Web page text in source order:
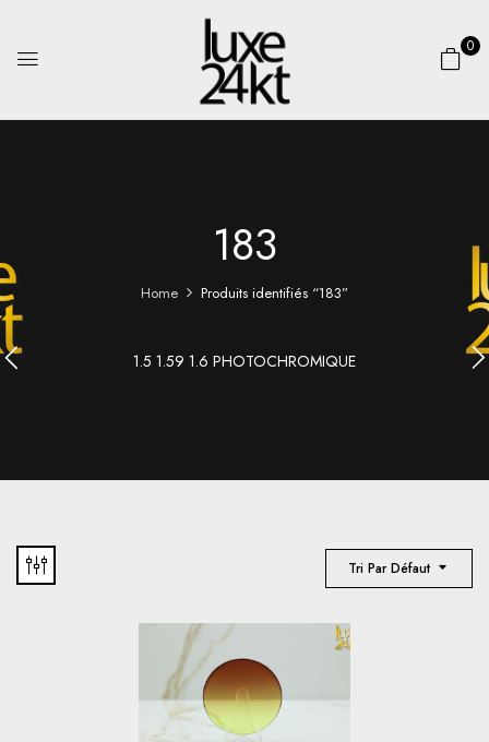
0
183
Home Produits identifiés “183”
1.5 1.59 1.6 PHOTOCHROMIQUE
Tri Par Défaut